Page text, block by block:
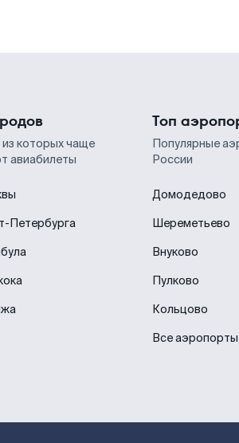
которых чаще
авиабилеты
Петербурга
Топ
Популярные
России
Домодедово
Шереметьево
Внуково
Пулково
Кольцово
Все аэропорты